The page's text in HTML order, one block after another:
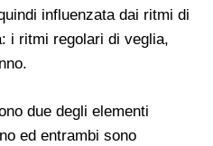
influenzata dai ritmi di
i ritmi regolari di veglia,
due degli elementi
ed entrambi sono